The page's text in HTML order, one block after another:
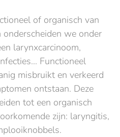
of organisch van
onderscheiden we onder
larynxcarcinoom,
Functioneel
misbruikt en verkeerd
ontstaan. Deze
tot een organisch
zijn: laryngitis,